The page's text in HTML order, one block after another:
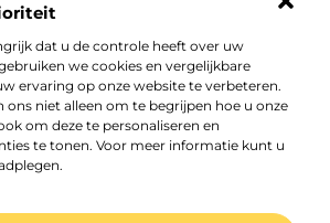
dat u de controle heeft over uw
we cookies en vergelijkbare
ervaring op onze website te verbeteren.
ons niet alleen om te begrijpen hoe u onze
om deze te personaliseren en
te tonen. Voor meer informatie kunt u
bron van inspiratie en
dagelijks verder helpen.